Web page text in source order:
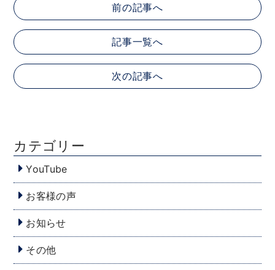
前の記事へ
記事一覧へ
次の記事へ
カテゴリー
YouTube
お客様の声
お知らせ
その他